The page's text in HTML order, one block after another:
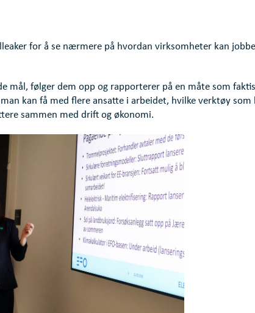
for å se nærmere på hvordan virksomheter kan
mål, følger dem opp og rapporterer på en måte som
kan få med flere ansatte i arbeidet, hvilke verktøy som
sammen med drift og økonomi.